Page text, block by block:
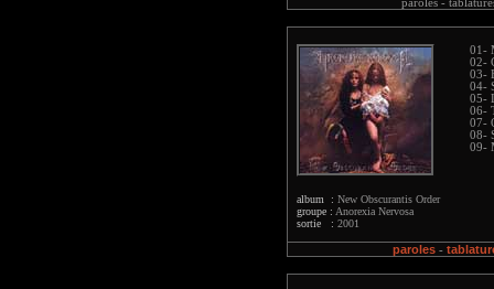
album : New Obscurantis Order
groupe : Anorexia Nervosa
sortie : 2001
01-
02-
03-
04-
05-
06-
07-
08-
09-
paroles -